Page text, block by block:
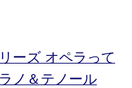
ーズ オペラって
ノ＆テノール